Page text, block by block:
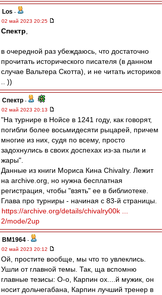
Los -
02 май 2023 20:25
Спектр
в очередной раз убеждаюсь, что достаточно
прочитать исторического писателя (в данном
случае Вальтера Скотта), и не читать историков
.. ))
Спектр -
02 май 2023 20:13
"На турнире в Нойсе в 1241 году, как говорят,
погибли более восьмидесяти рыцарей, причем
многие из них, судя по всему, просто
задохнулись в своих доспехах из-за пыли и
жары".
Данные из книги Мориса Кина Chivalry. Лежит
на archive.org, но нужна бесплатная
регистрация, чтобы "взять" ее в библиотеке.
Глава про турниры - начиная с 83-й страницы.
https://archive.org/details/chivalry00k ...
2/mode/2up
BM1964 -
02 май 2023 20:12
Ой, простите вообще, мы что то увлеклись.
Ушли от главной темы. Так, ща вспомню
главные тезисы: О-о, Карпин ох....й мужик, он
носит дольчегабана, Карпин лучший тренер в